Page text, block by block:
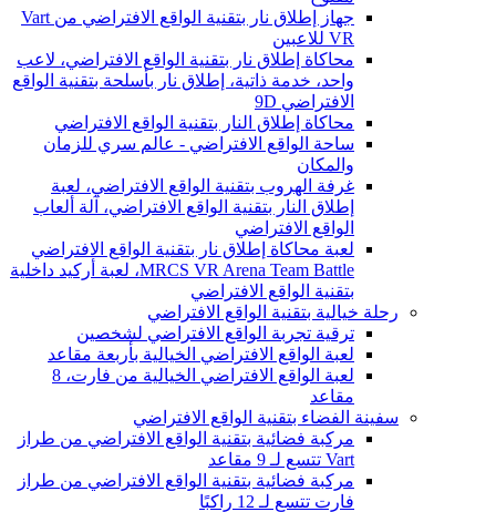
جهاز إطلاق نار بتقنية الواقع الافتراضي من Vart
VR للاعبين
محاكاة إطلاق نار بتقنية الواقع الافتراضي، لاعب
واحد، خدمة ذاتية، إطلاق نار بأسلحة بتقنية الواقع
الافتراضي 9D
محاكاة إطلاق النار بتقنية الواقع الافتراضي
ساحة الواقع الافتراضي - عالم سري للزمان
والمكان
غرفة الهروب بتقنية الواقع الافتراضي، لعبة
إطلاق النار بتقنية الواقع الافتراضي، آلة ألعاب
الواقع الافتراضي
لعبة محاكاة إطلاق نار بتقنية الواقع الافتراضي
MRCS VR Arena Team Battle، لعبة أركيد داخلية
بتقنية الواقع الافتراضي
رحلة خيالية بتقنية الواقع الافتراضي
ترقية تجربة الواقع الافتراضي لشخصين
لعبة الواقع الافتراضي الخيالية بأربعة مقاعد
لعبة الواقع الافتراضي الخيالية من فارت، 8
مقاعد
سفينة الفضاء بتقنية الواقع الافتراضي
مركبة فضائية بتقنية الواقع الافتراضي من طراز
Vart تتسع لـ 9 مقاعد
مركبة فضائية بتقنية الواقع الافتراضي من طراز
فارت تتسع لـ 12 راكبًا